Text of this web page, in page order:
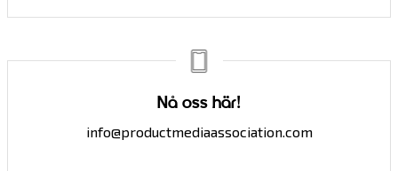
Nå oss här!
info@productmediaassociation.com